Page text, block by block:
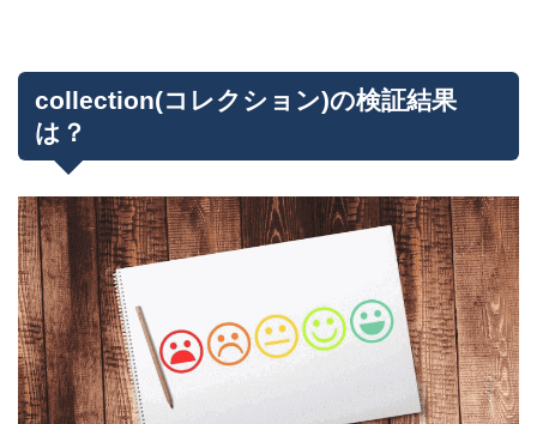
collection(コレクション)の検証結果
は？